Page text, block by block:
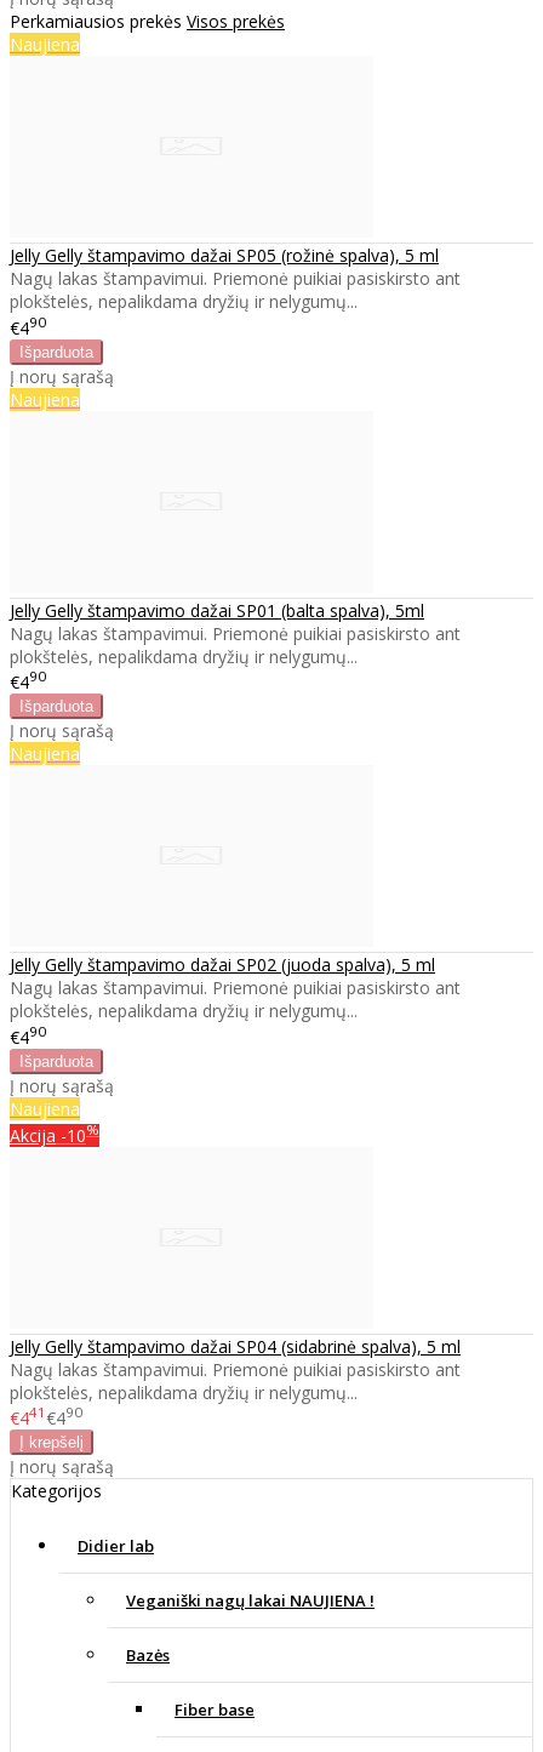
Perkamiausios prekės Visos prekės
Naujiena
Jelly Gelly štampavimo dažai SP05 (rožinė spalva), 5 ml
Nagų lakas štampavimui. Priemonė puikiai pasiskirsto ant
plokštelės, nepalikdama dryžių ir nelygumų...
€490
Į norų sąrašą
Naujiena
Jelly Gelly štampavimo dažai SP01 (balta spalva), 5ml
Nagų lakas štampavimui. Priemonė puikiai pasiskirsto ant
plokštelės, nepalikdama dryžių ir nelygumų...
€490
Į norų sąrašą
Naujiena
Jelly Gelly štampavimo dažai SP02 (juoda spalva), 5 ml
Nagų lakas štampavimui. Priemonė puikiai pasiskirsto ant
plokštelės, nepalikdama dryžių ir nelygumų...
€490
Į norų sąrašą
Naujiena
Akcija -10%
Jelly Gelly štampavimo dažai SP04 (sidabrinė spalva), 5 ml
Nagų lakas štampavimui. Priemonė puikiai pasiskirsto ant
plokštelės, nepalikdama dryžių ir nelygumų...
€441 €490
Į norų sąrašą
Kategorijos
Didier lab
Veganiški nagų lakai NAUJIENA !
Bazės
Fiber base